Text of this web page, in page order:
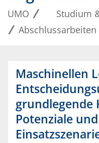
UMO
Studium
Abschlussarbeiten
Maschinellen
grundlegende
Potenziale